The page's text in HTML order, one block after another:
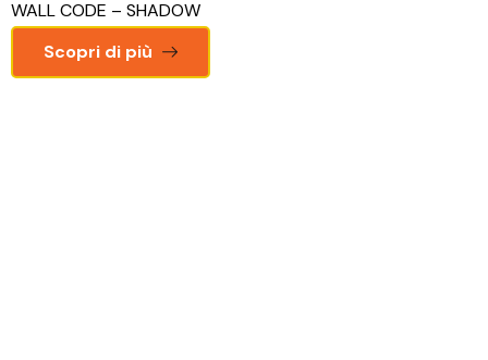
WALL CODE – SHADOW
Scopri di più